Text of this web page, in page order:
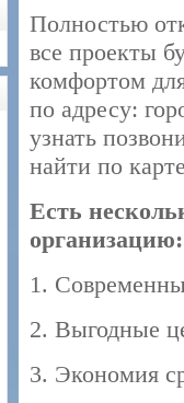
Полностью
все проекты
комфортом
по адресу:
узнать
найти по
Есть
организацию:
1.
2. Выгодные
3. Экономия